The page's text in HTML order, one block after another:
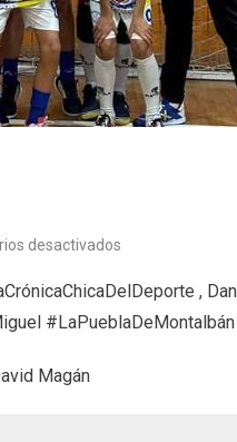
desactivados
(18/03/24),
Magán